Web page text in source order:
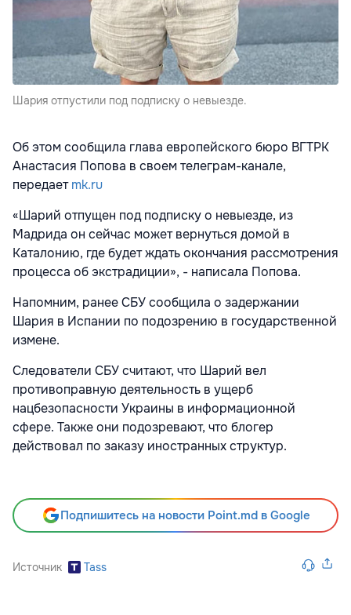
Шария отпустили под подписку о невыезде.
Об этом сообщила глава европейского бюро ВГТРК
Анастасия Попова в своем телеграм-канале,
передаетmk.ru
«Шарий отпущен под подписку о невыезде, из
Мадрида он сейчас может вернуться домой в
Каталонию, где будет ждать окончания рассмотрения
процесса об экстрадиции», - написала Попова.
Напомним, ранее СБУ сообщила о задержании
Шария в Испании по подозрению в государственной
измене.
Следователи СБУ считают, что Шарий вел
противоправную деятельность в ущерб
нацбезопасности Украины в информационной
сфере. Также они подозревают, что блогер
действовал по заказу иностранных структур.
Подпишитесь на новости Point.md в Google
Источник Tass